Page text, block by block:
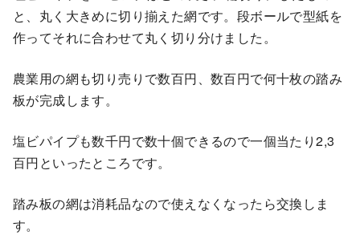
と、丸く大きめに切り揃えた網です。段ボールで型紙を
作ってそれに合わせて丸く切り分けました。
農業用の網も切り売りで数百円、数百円で何十枚の踏み
板が完成します。
塩ビパイプも数千円で数十個できるので一個当たり2,3
百円といったところです。
踏み板の網は消耗品なので使えなくなったら交換しま
す。